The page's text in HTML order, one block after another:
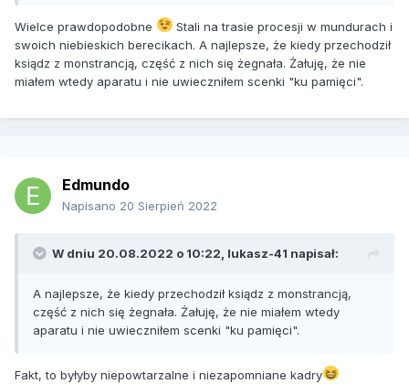
Wielce prawdopodobne
Stali na trasie procesji w mundurach i
swoich niebieskich berecikach. A najlepsze, że kiedy przechodził
ksiądz z monstrancją, część z nich się żegnała. Żałuję, że nie
miałem wtedy aparatu i nie uwieczniłem scenki "ku pamięci".
Edmundo
Napisano 20 Sierpień 2022
W dniu 20.08.2022 o 10:22, lukasz-41 napisał:
A najlepsze, że kiedy przechodził ksiądz z monstrancją,
część z nich się żegnała. Żałuję, że nie miałem wtedy
aparatu i nie uwieczniłem scenki "ku pamięci".
Fakt, to byłyby niepowtarzalne i niezapomniane kadry